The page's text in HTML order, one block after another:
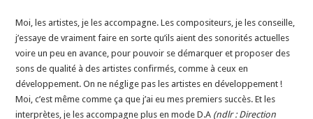
Moi, les artistes, je les accompagne. Les compositeurs, je les conseille,
j’essaye de vraiment faire en sorte qu’ils aient des sonorités actuelles
voire un peu en avance, pour pouvoir se démarquer et proposer des
sons de qualité à des artistes confirmés, comme à ceux en
développement. On ne néglige pas les artistes en développement !
Moi, c’est même comme ça que j’ai eu mes premiers succès. Et les
interprètes, je les accompagne plus en mode D.A (ndlr : Direction